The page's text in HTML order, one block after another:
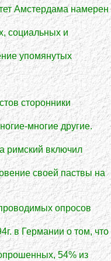
Амстердама намерен
социальных и
упомянутых
сторонники
многие другие.
римский включил
своей паствы на
опросов
в Германии о том, что
54% из